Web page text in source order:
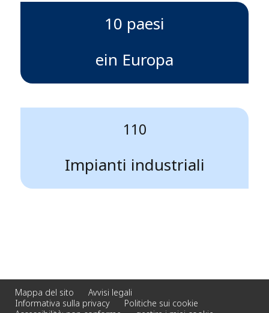
10 paesi
ein Europa
110
Impianti industriali
Mappa del sito
Avvisi legali
Informativa sulla privacy
Politiche sui cookie